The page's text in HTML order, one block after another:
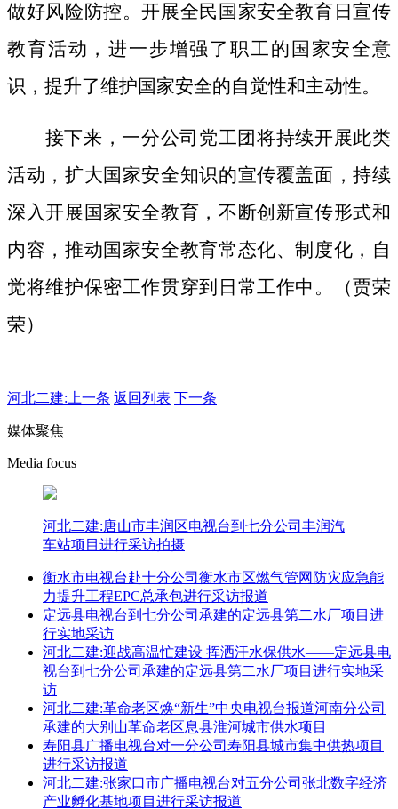
做好风险防控。开展全民国家安全教育日宣传
教育活动，进一步增强了职工的国家安全意
识，提升了维护国家安全的自觉性和主动性。
接下来，一分公司党工团将持续开展此类
活动，扩大国家安全知识的宣传覆盖面，持续
深入开展国家安全教育，不断创新宣传形式和
内容，推动国家安全教育常态化、制度化，自
觉将维护保密工作贯穿到日常工作中。（贾荣
荣）
河北二建: 上一条 返回列表 下一条
媒体聚焦
Media focus
河北二建:唐山市丰润区电视台到七分公司丰润汽
车站项目进行采访拍摄
衡水市电视台赴十分公司衡水市区燃气管网防灾应急能
力提升工程EPC总承包进行采访报道
定远县电视台到七分公司承建的定远县第二水厂项目进
行实地采访
河北二建:迎战高温忙建设 挥洒汗水保供水——定远县电
视台到七分公司承建的定远县第二水厂项目进行实地采
访
河北二建:革命老区焕“新生”中央电视台报道河南分公司
承建的大别山革命老区息县淮河城市供水项目
寿阳县广播电视台对一分公司寿阳县城市集中供热项目
进行采访报道
河北二建:张家口市广播电视台对五分公司张北数字经济
产业孵化基地项目进行采访报道